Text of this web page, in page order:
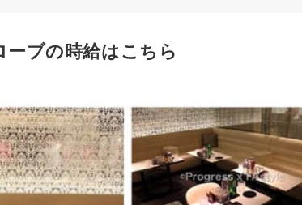
ーブの時給はこちら